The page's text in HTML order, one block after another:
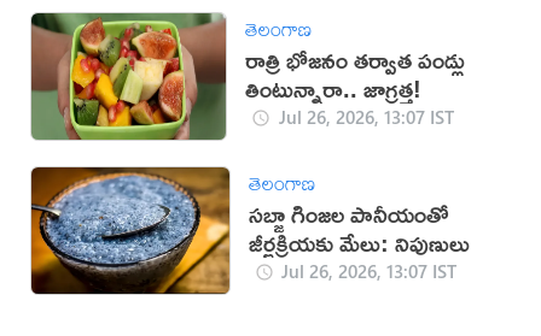
తెలంగాణ
రాత్రి భోజనం తర్వాత పండ్లు
తింటున్నారా.. జాగ్రత్త!
Jul 26, 2026, 13:07 IST
తెలంగాణ
సబ్జా గింజల పానీయంతో
జీర్ణక్రియకు మేలు: నిపుణులు
Jul 26, 2026, 13:07 IST